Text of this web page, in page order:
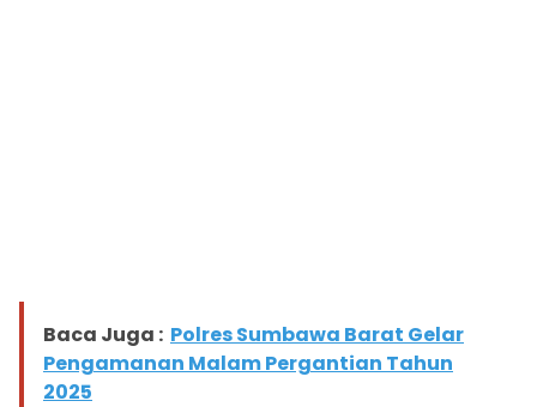
Baca Juga : Polres Sumbawa Barat Gelar
Pengamanan Malam Pergantian Tahun
2025